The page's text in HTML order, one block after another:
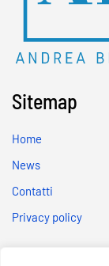
Sitemap
Home
News
Contatti
Privacy policy